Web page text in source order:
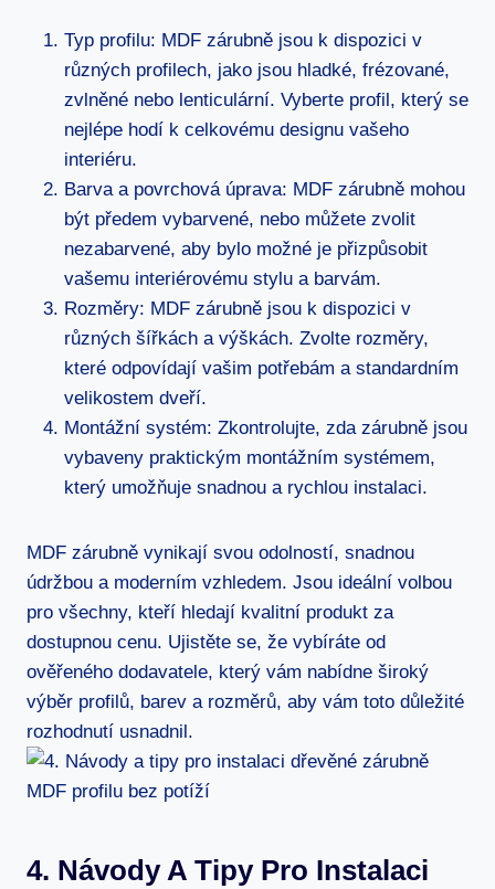
Typ profilu: MDF zárubně jsou k dispozici v
různých profilech, jako jsou hladké, frézované,
zvlněné nebo lenticulární. Vyberte profil, který se
nejlépe hodí k celkovému designu vašeho
interiéru.
Barva a povrchová úprava: MDF zárubně mohou
být předem vybarvené, nebo můžete zvolit
nezabarvené, aby bylo možné je přizpůsobit
vašemu interiérovému stylu a barvám.
Rozměry: MDF zárubně jsou k dispozici v
různých šířkách a výškách. Zvolte rozměry,
které odpovídají vašim potřebám a standardním
velikostem dveří.
Montážní systém: Zkontrolujte, zda zárubně jsou
vybaveny praktickým montážním systémem,
který umožňuje snadnou a rychlou instalaci.
MDF zárubně vynikají svou odolností, snadnou
údržbou a moderním vzhledem. Jsou ideální volbou
pro všechny, kteří hledají kvalitní produkt za
dostupnou cenu. Ujistěte se, že vybíráte od
ověřeného dodavatele, který vám nabídne široký
výběr profilů, barev a rozměrů, aby vám toto důležité
rozhodnutí usnadnil.
4. Návody A Tipy Pro Instalaci